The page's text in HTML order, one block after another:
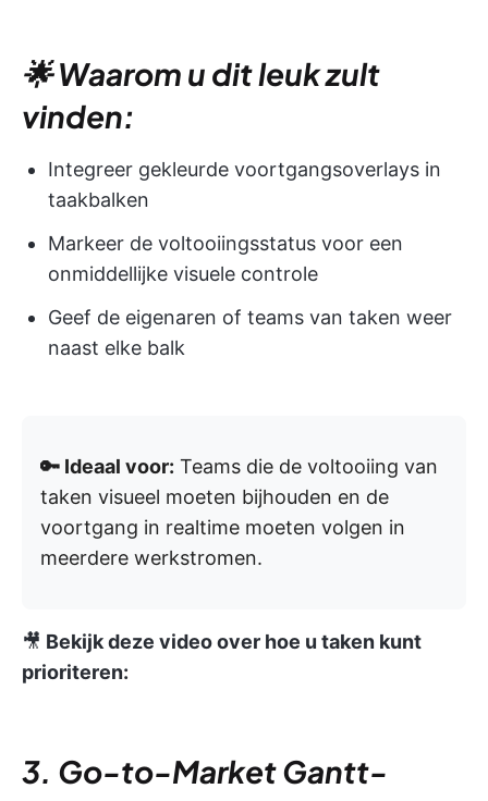
🌟 Waarom u dit leuk zult
vinden:
Integreer gekleurde voortgangsoverlays in
taakbalken
Markeer de voltooiingsstatus voor een
onmiddellijke visuele controle
Geef de eigenaren of teams van taken weer
naast elke balk
🔑 Ideaal voor: Teams die de voltooiing van
taken visueel moeten bijhouden en de
voortgang in realtime moeten volgen in
meerdere werkstromen.
🎥 Bekijk deze video over hoe u taken kunt
prioriteren:
3. Go-to-Market Gantt-